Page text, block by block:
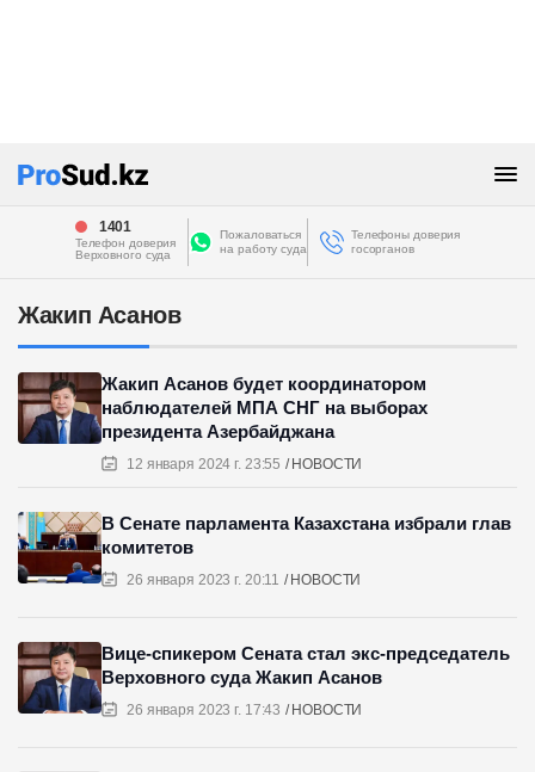
1401
Телефон доверия
Верховного суда
Пожаловаться
на работу суда
Телефоны доверия
госорганов
Жакип Асанов
12 января 2024 г. 23:55 НОВОСТИ
Жакип Асанов будет координатором
наблюдателей МПА СНГ на выборах
президента Азербайджана
26 января 2023 г. 20:11 НОВОСТИ
В Сенате парламента Казахстана избрали глав
комитетов
26 января 2023 г. 17:43 НОВОСТИ
Вице-спикером Сената стал экс-председатель
Верховного суда Жакип Асанов